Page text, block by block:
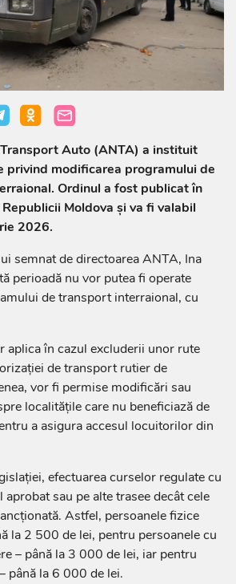
Auto (ANTA) a instituit
privind modificarea programului de
Ordinul a fost publicat în
Moldova și va fi valabil
2026.
semnat de directoarea ANTA, Ina
perioadă nu vor putea fi operate
de transport interraional, cu
aplica în cazul excluderii unor rute
de transport rutier de
vor fi permise modificări sau
localitățile care nu beneficiază de
a asigura accesul locuitorilor din
efectuarea curselor regulate cu
sau pe alte trasee decât cele
Astfel, persoanele fizice
la 2 500 de lei, pentru persoanele cu
– până la 3 000 de lei, iar pentru
până la 6 000 de lei.